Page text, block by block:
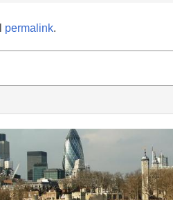
permalink.